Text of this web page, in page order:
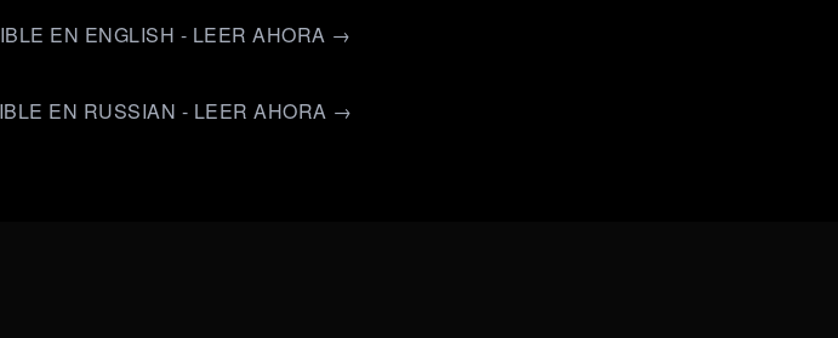
EN ENGLISH - LEER AHORA →
EN RUSSIAN - LEER AHORA →